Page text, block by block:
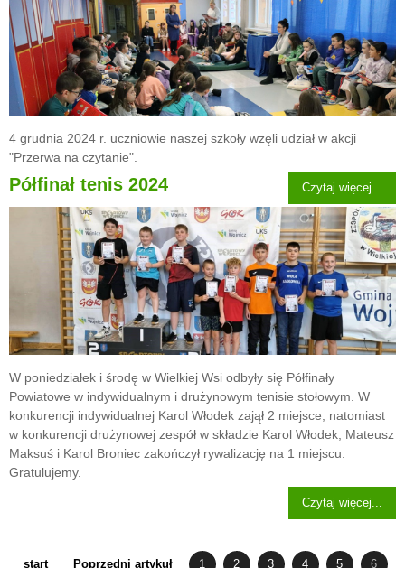
4 grudnia 2024 r. uczniowie naszej szkoły wzęli udział w akcji
"Przerwa na czytanie".
Czytaj więcej...
Półfinał tenis 2024
W poniedziałek i środę w Wielkiej Wsi odbyły się Półfinały
Powiatowe w indywidualnym i drużynowym tenisie stołowym. W
konkurencji indywidualnej Karol Włodek zajął 2 miejsce, natomiast
w konkurencji drużynowej zespół w składzie Karol Włodek, Mateusz
Maksuś i Karol Broniec zakończył rywalizację na 1 miejscu.
Gratulujemy.
Czytaj więcej...
start Poprzedni artykuł 1 2 3 4 5 6